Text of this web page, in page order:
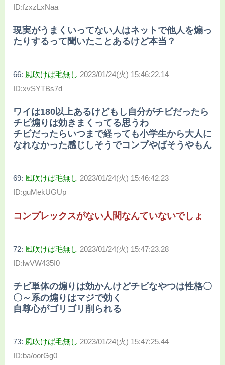
ID:fzxzLxNaa
現実がうまくいってない人はネットで他人を煽っ
たりするって聞いたことあるけど本当？
66: 風吹けば毛無し 2023/01/24(火) 15:46:22.14
ID:xvSYTBs7d
ワイは180以上あるけどもし自分がチビだったら
チビ煽りは効きまくってる思うわ
チビだったらいつまで経っても小学生から大人に
なれなかった感じしそうでコンプやばそうやもん
69: 風吹けば毛無し 2023/01/24(火) 15:46:42.23
ID:guMekUGUp
コンプレックスがない人間なんていないでしょ
72: 風吹けば毛無し 2023/01/24(火) 15:47:23.28
ID:lwVW435I0
チビ単体の煽りは効かんけどチビなやつは性格〇
〇～系の煽りはマジで効く
自尊心がゴリゴリ削られる
73: 風吹けば毛無し 2023/01/24(火) 15:47:25.44
ID:ba/oorGg0